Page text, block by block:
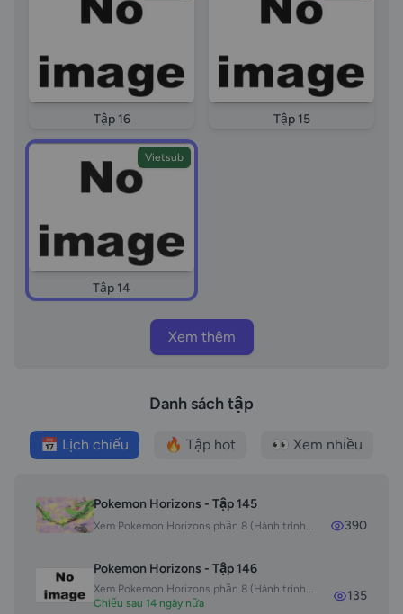
Tập 16 Tập 15
Vietsub
Tập 14
Xem thêm
Danh sách tập
📅 Lịch chiếu 🔥 Tập hot 👀 Xem nhiều
Pokemon Horizons - Tập 145
Xem Pokemon Horizons phần 8 (Hành trình... 390
Pokemon Horizons - Tập 146
Xem Pokemon Horizons phần 8 (Hành trình...
Chiếu sau 14 ngày nữa
135